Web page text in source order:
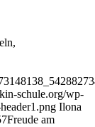
schule.org/wp-
Ilona
Freude am